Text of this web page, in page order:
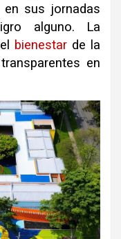
sus jornadas
alguno. La
bienestar de la
en